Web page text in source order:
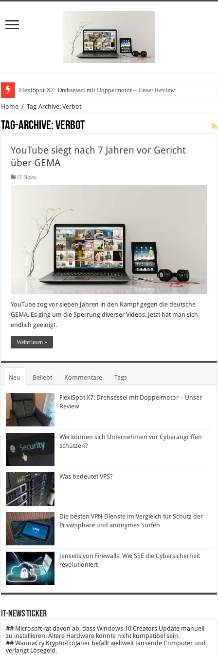
FlexiSpot X7: Drehsessel mit Doppelmotor – Unser Review
Home / Tag-Archive: Verbot
Tag-Archive:Verbot
YouTube siegt nach 7 Jahren vor Gericht
über GEMA
IT News
YouTube zog vor sieben Jahren in den Kampf gegen die deutsche
GEMA. Es ging um die Sperrung diverser Videos. Jetzt hat man sich
endlich geeinigt.
Weiterlesen »
Neu Beliebt Kommentare Tags
FlexiSpot X7: Drehsessel mit Doppelmotor – Unser
Review
Wie können sich Unternehmen vor Cyberangriffen
schützen?
Was bedeutet VPS?
Die besten VPN-Dienste im Vergleich für Schutz der
Privatsphäre und anonymes Surfen
Jenseits von Firewalls: Wie SSE die Cybersicherheit
revolutioniert
IT-News Ticker
## Microsoft rät davon ab, dass Windows 10 Creators Update manuell
zu installieren. Ältere Hardware könnte nicht kompatibel sein.
## WannaCry Krypto-Trojaner befällt weltweit tausende Computer und
verlangt Lösegeld.